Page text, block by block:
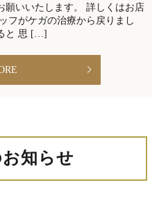
願いいたします。 詳しくはお店
フがケガの治療から戻りまし
と 思 […]
知らせ